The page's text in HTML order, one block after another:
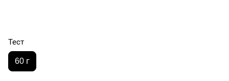
Тест
60 г